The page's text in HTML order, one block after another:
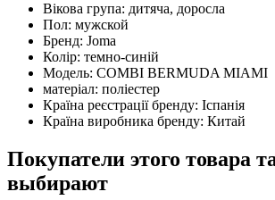
Вікова група: дитяча, доросла
Пол: мужской
Бренд: Joma
Колір: темно-синій
Модель: COMBI BERMUDA MIAMI
матеріал: поліестер
Країна реєстрації бренду: Іспанія
Країна виробника бренду: Китай
Покупатели этого товара
выбирают